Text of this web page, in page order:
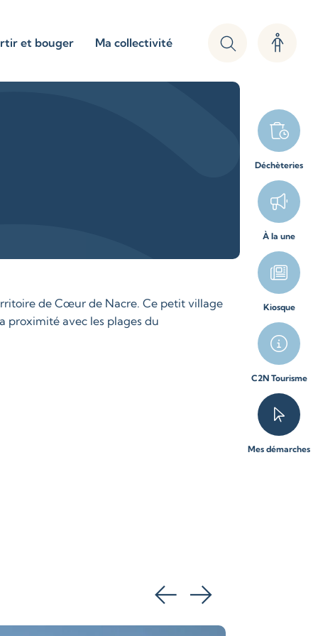
et bouger Ma collectivité
Déchèteries
À la une
Kiosque
C2N Tourisme
Mes démarches
de Cœur de Nacre. Ce petit village
proximité avec les plages du